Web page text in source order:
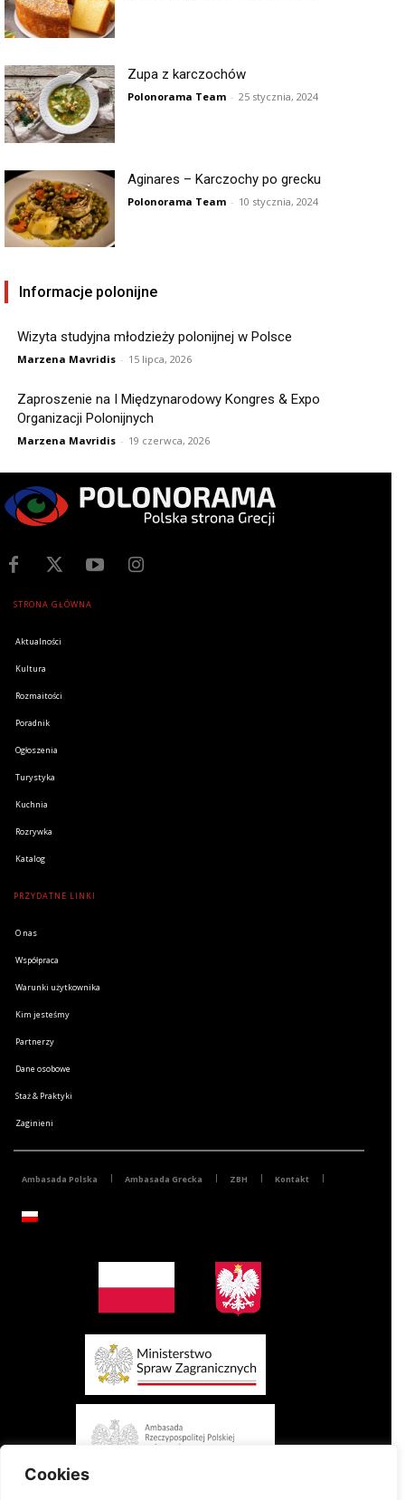
Cookies
Zupa z karczochów
Polonorama Team - 25 stycznia, 2024
Aginares – Karczochy po grecku
Polonorama Team - 10 stycznia, 2024
Informacje polonijne
Wizyta studyjna młodzieży polonijnej w Polsce
Marzena Mavridis - 15 lipca, 2026
Zaproszenie na I Międzynarodowy Kongres & Expo
Organizacji Polonijnych
Marzena Mavridis - 19 czerwca, 2026
STRONA GŁÓWNA
Aktualności
Kultura
Rozmaitości
Poradnik
Ogłoszenia
Turystyka
Kuchnia
Rozrywka
Katalog
PRZYDATNE LINKI
O nas
Współpraca
Warunki użytkownika
Kim jesteśmy
Partnerzy
Dane osobowe
Staż & Praktyki
Zaginieni
Ambasada Polska Ambasada Grecka ZBH Kontakt